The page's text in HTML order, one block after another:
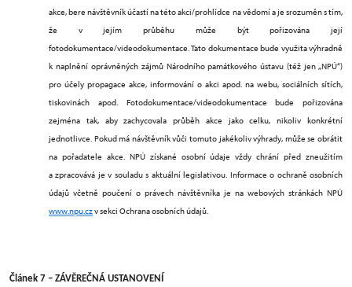
akce, bere návštěvník účastí na této akci/prohlídce na vědomí a je srozuměn s tím,
že v jejím průběhu může být pořizována její
fotodokumentace/videodokumentace. Tato dokumentace bude využita výhradně
k naplnění oprávněných zájmů Národního památkového ústavu (též jen „NPÚ“)
pro účely propagace akce, informování o akci apod. na webu, sociálních sítích,
tiskovinách apod. Fotodokumentace/videodokumentace bude pořizována
zejména tak, aby zachycovala průběh akce jako celku, nikoliv konkrétní
jednotlivce. Pokud má návštěvník vůči tomuto jakékoliv výhrady, může se obrátit
na pořadatele akce. NPÚ získané osobní údaje vždy chrání před zneužitím
a zpracovává je v souladu s aktuální legislativou. Informace o ochraně osobních
údajů včetně poučení o právech návštěvníka je na webových stránkách NPÚ
www.npu.czv sekci Ochrana osobních údajů.
Článek 7 – ZÁVĚREČNÁ USTANOVENÍ